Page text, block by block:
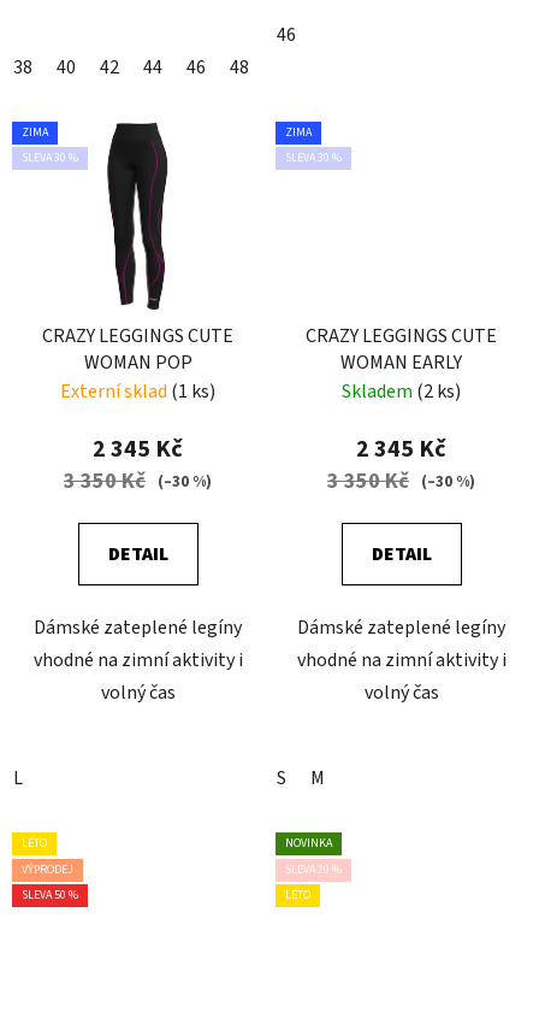
38 40 42 44 46 48
46
ZIMA
SLEVA 30 %
CRAZY LEGGINGS CUTE
WOMAN POP
Externí sklad (1 ks)
2 345 Kč
3 350 Kč (–30 %)
DETAIL
Dámské zateplené legíny
vhodné na zimní aktivity i
volný čas
L
ZIMA
SLEVA 30 %
CRAZY LEGGINGS CUTE
WOMAN EARLY
Skladem (2 ks)
2 345 Kč
3 350 Kč (–30 %)
DETAIL
Dámské zateplené legíny
vhodné na zimní aktivity i
volný čas
S M
LÉTO
VÝPRODEJ
SLEVA 50 %
NOVINKA
SLEVA 20 %
LÉTO